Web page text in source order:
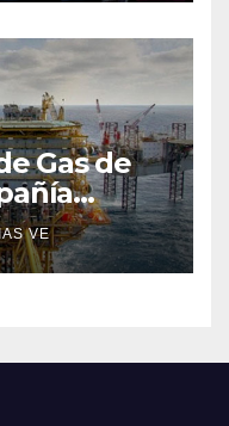
Gas de
Trinidad y
VE